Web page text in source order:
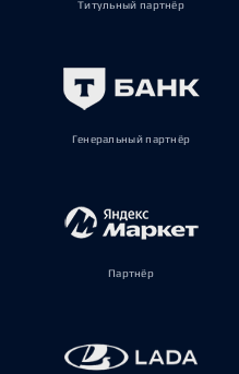
Титульный партнёр
Генеральный партнёр
Партнёр